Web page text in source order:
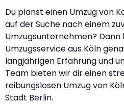
Du planst einen Umzug von
auf der Suche nach einem
Umzugsunternehmen? Dann
Umzugsservice aus Köln
langjährigen Erfahrung und
Team bieten wir dir einen
reibungslosen Umzug von
Stadt Berlin.